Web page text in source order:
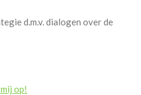
d.m.v. dialogen over de
op!